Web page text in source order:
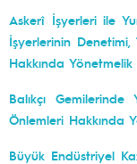
Askerî İşyerleri ile
İşyerlerinin
Hakkında Yönetmelik
Balıkçı
Önlemleri Hakkında
Büyük Endüstriyel